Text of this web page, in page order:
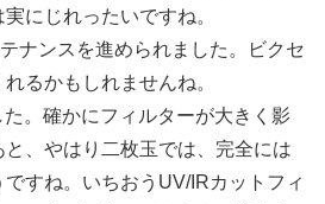
にじれったいですね。
ナンスを進められました。ビクセ
るかもしれませんね。
。確かにフィルターが大きく影
、やはり二枚玉では、完全には
すね。いちおうUV/IRカットフィ